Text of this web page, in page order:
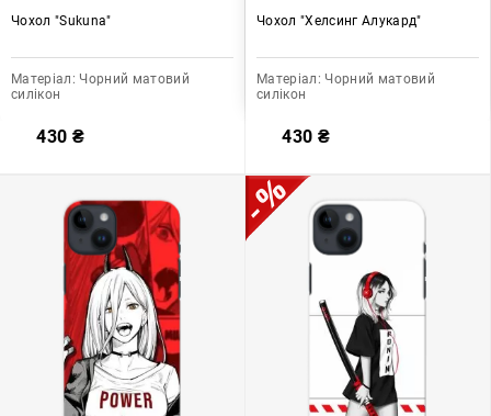
Чохол "Sukuna"
Матеріал: Чорний матовий
силікон
430 ₴
Чохол "Хелсинг Алукард"
Матеріал: Чорний матовий
силікон
430 ₴